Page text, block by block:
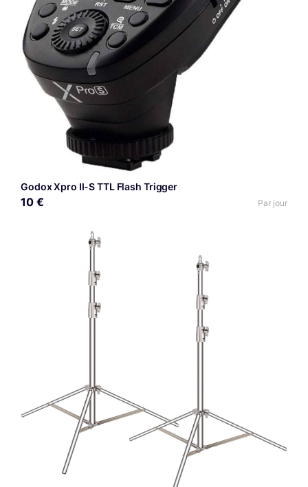
Godox Xpro II-S TTL Flash Trigger
10 € Par jour